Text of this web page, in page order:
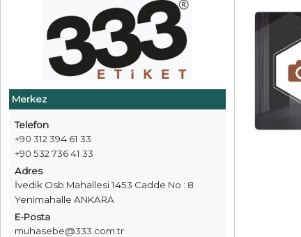
Merkez
Telefon
+90 312 394 61 33
+90 532 736 41 33
Adres
İvedik Osb Mahallesi 1453 Cadde No : 8
Yenimahalle ANKARA
E-Posta
muhasebe@333.com.tr